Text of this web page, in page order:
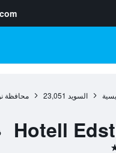
السويد 23,051 محافظة
Hotell